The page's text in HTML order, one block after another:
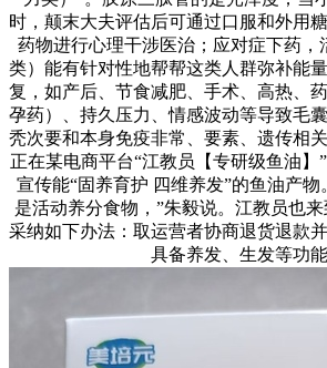
时，颠末大夫评估后可通过口服和外用
药物进行心理干涉医治；应对症下药，
类）能有针对性地帮帮这类人群弥补能
复，如产后、节食减肥、手术、高热、
孕药）、持久压力、情感波动等导致毛
秃次要和本身免疫非常、要素、遗传相
正在某电商平台“江教员【专研级鱼油】
宣传能“固养育护 四维养发”的鱼油产物
是活动养分食物，”朱毅说。江教员也
采纳如下办法：取运营者协商退货退款
具备养发、生发等功能